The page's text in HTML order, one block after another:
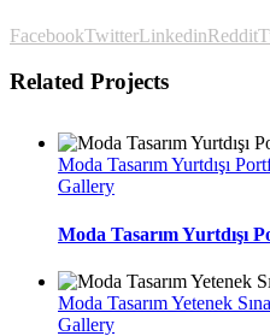
FacebookTwitterLinkedinReddit
Related Projects
Moda Tasarım Yurtdışı
Gallery
Moda Tasarım Yurtdışı
Moda Tasarım Yetenek
Gallery